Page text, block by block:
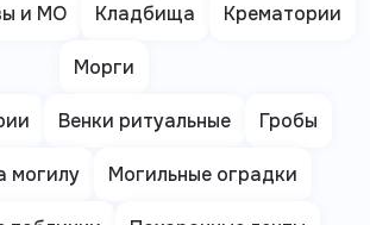
и МО Кладбища Крематории
Морги
Венки ритуальные Гробы
могилу Могильные оградки